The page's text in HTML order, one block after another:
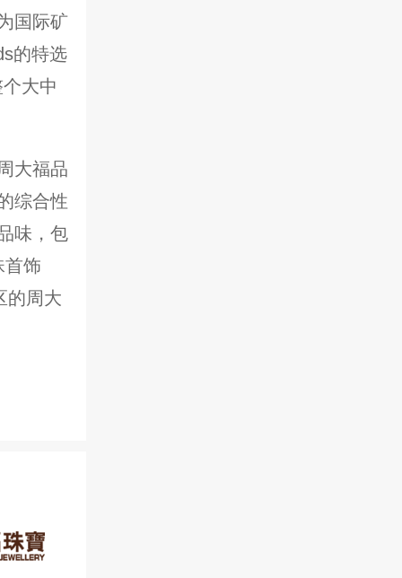
国际矿
的特选
大中
大福品
综合性
味，包
首饰
的周大